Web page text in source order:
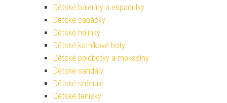
Dětské baleríny a espadrilky
Dětské capáčky
Dětské holínky
Dětské kotníkové boty
Dětské polobotky a mokasíny
Dětské sandály
Dětské sněhule
Dětské tenisky